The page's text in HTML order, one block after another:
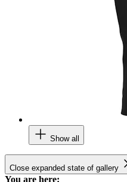
Show all
Close expanded state of gallery
You are here: